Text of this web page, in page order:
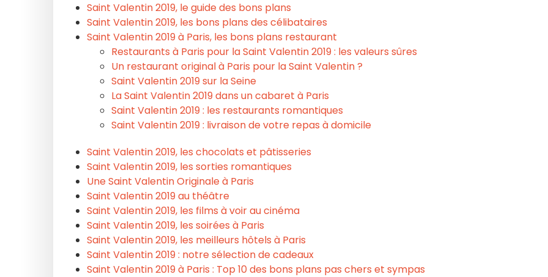
Saint Valentin 2019, le guide des bons plans
Saint Valentin 2019, les bons plans des célibataires
Saint Valentin 2019 à Paris, les bons plans restaurant
Restaurants à Paris pour la Saint Valentin 2019 : les valeurs sûres
Un restaurant original à Paris pour la Saint Valentin ?
Saint Valentin 2019 sur la Seine
La Saint Valentin 2019 dans un cabaret à Paris
Saint Valentin 2019 : les restaurants romantiques
Saint Valentin 2019 : livraison de votre repas à domicile
Saint Valentin 2019, les chocolats et pâtisseries
Saint Valentin 2019, les sorties romantiques
Une Saint Valentin Originale à Paris
Saint Valentin 2019 au théâtre
Saint Valentin 2019, les films à voir au cinéma
Saint Valentin 2019, les soirées à Paris
Saint Valentin 2019, les meilleurs hôtels à Paris
Saint Valentin 2019 : notre sélection de cadeaux
Saint Valentin 2019 à Paris : Top 10 des bons plans pas chers et sympas